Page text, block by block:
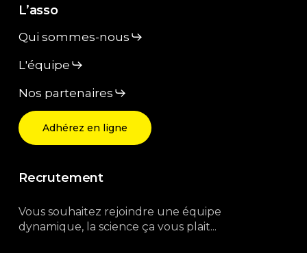
L’asso
Qui sommes-nous
L'équipe
Nos partenaires
Adhérez en ligne
Recrutement
Vous souhaitez rejoindre une équipe
dynamique, la science ça vous plait...